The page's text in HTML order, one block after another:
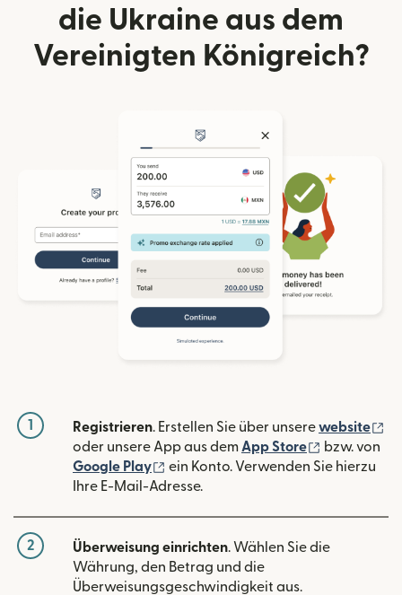
die Ukraine aus dem
Vereinigten Königreich?
1 Registrieren. Erstellen Sie über unserewebsite
oder unsere App aus dem App Store (wird in
bzw. von
Google Play
(wird in einem neuen Fenster
ein Konto. Verwenden Sie hierzu
Ihre E-Mail-Adresse.
2 Überweisung einrichten. Wählen Sie die
Währung, den Betrag und die
Überweisungsgeschwindigkeit aus.